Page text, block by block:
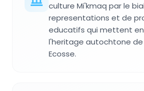
culture Mi'kmaq par le
representations et de
educatifs qui mettent
l'heritage autochtone de
Ecosse.